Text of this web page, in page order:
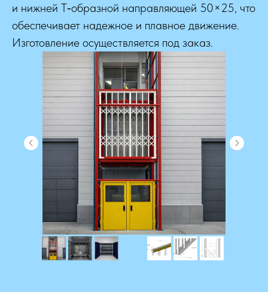
и нижней Т‑образной направляющей 50×25, что
обеспечивает надежное и плавное движение.
Изготовление осуществляется под заказ.